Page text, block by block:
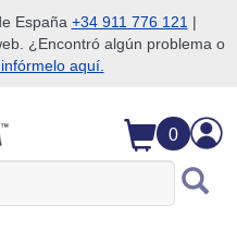
España +34 911 776 121 |
¿Encontró algún problema o
aquí.
0